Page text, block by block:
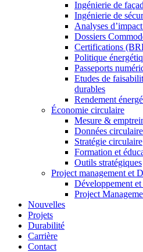
Ingénierie de
Ingénierie de
Analyses
Dossiers
Certifications
Politique
Passeports
Etudes de
durables
Rendement
Économie circulaire
Mesure &
Données
Stratégie circulaire
Formation et
Outils stratégiques
Project management et
Développement
Project
Nouvelles
Projets
Durabilité
Carrière
Contact